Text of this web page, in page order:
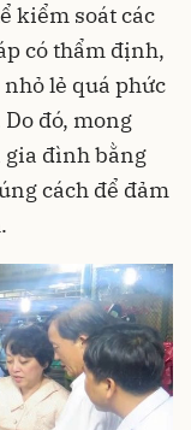
kiểm soát các
có thẩm định,
lẻ quá phức
đó, mong
gia đình bằng
cách để đảm